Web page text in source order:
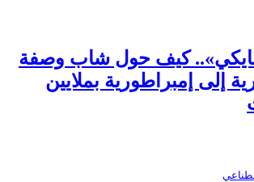
كيف حول شاب وصفة
إلى إمبراطورية بملايين